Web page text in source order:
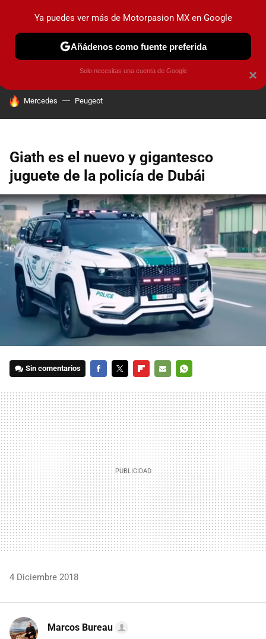
PRUEBAS INDUSTRIA HOY NO CIRCULA
HOY SE HABLA DE
Mercedes Peugeot
Giath es el nuevo y gigantesco
juguete de la policía de Dubái
Sin comentarios
MAIL
4 Diciembre 2018
Marcos Bureau
×
Ya puedes ver más de Motorpasion MX en Google
Añádenos como fuente preferida
Solo necesitas una cuenta de Google